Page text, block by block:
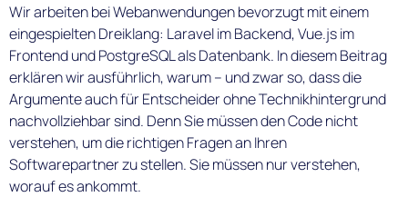
Wir arbeiten bei Webanwendungen bevorzugt mit einem
eingespielten Dreiklang: Laravel im Backend, Vue.js im
Frontend und PostgreSQL als Datenbank. In diesem Beitrag
erklären wir ausführlich, warum – und zwar so, dass die
Argumente auch für Entscheider ohne Technikhintergrund
nachvollziehbar sind. Denn Sie müssen den Code nicht
verstehen, um die richtigen Fragen an Ihren
Softwarepartner zu stellen. Sie müssen nur verstehen,
worauf es ankommt.